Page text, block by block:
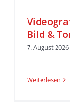
Bild &
7. August 2026
Weiterlesen